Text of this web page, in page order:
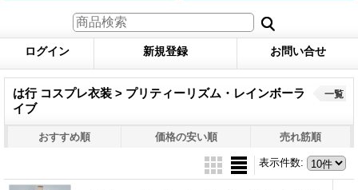
ログイン 新規登録 お問い合せ
は行 コスプレ衣装 > プリティーリズム・レインボーラ
イブ
一覧
おすすめ順 価格の安い順 売れ筋順
表示件数: